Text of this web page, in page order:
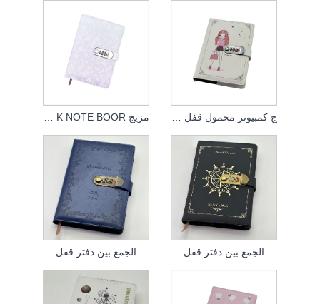
مزيج LOC K NOTE BOOR ج كمبيوتر محمول قفل أمومبيني
الجمع بين دفتر قفل الجمع بين دفتر قفل